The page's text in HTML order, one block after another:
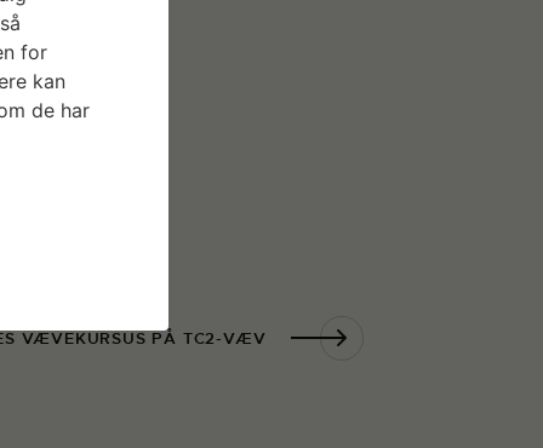
VÆVEKURSUS PÅ TC2-VÆV
for
kan
de har